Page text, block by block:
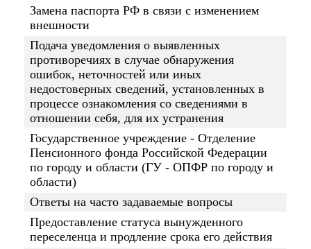
Замена паспорта РФ в связи с изменением
внешности
Подача уведомления о выявленных
противоречиях в случае обнаружения
ошибок, неточностей или иных
недостоверных сведений, установленных в
процессе ознакомления со сведениями в
отношении себя, для их устранения
Государственное учреждение - Отделение
Пенсионного фонда Российской Федерации
по городу и области (ГУ - ОПФР по городу и
области)
Ответы на часто задаваемые вопросы
Предоставление статуса вынужденного
переселенца и продление срока его действия